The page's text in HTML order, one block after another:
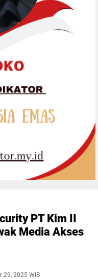
PT Kim II
Media Akses
29, 2025 WIB